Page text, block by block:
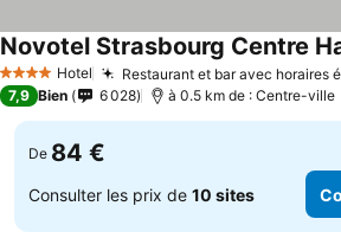
4 Étoiles Hotel Restaurant et bar avec horaires
Novotel Strasbourg Centre
7,9 Bien 6 028 à 0.5 km de : Centre-ville
De 84 €
Consulter les prix de 10 sites